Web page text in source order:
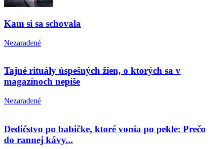
Kam si sa schovala
Nezaradené
Tajné rituály úspešných žien, o ktorých sa v
magazínoch nepíše
Nezaradené
Dedičstvo po babičke, ktoré vonia po pekle: Prečo
do rannej kávy...